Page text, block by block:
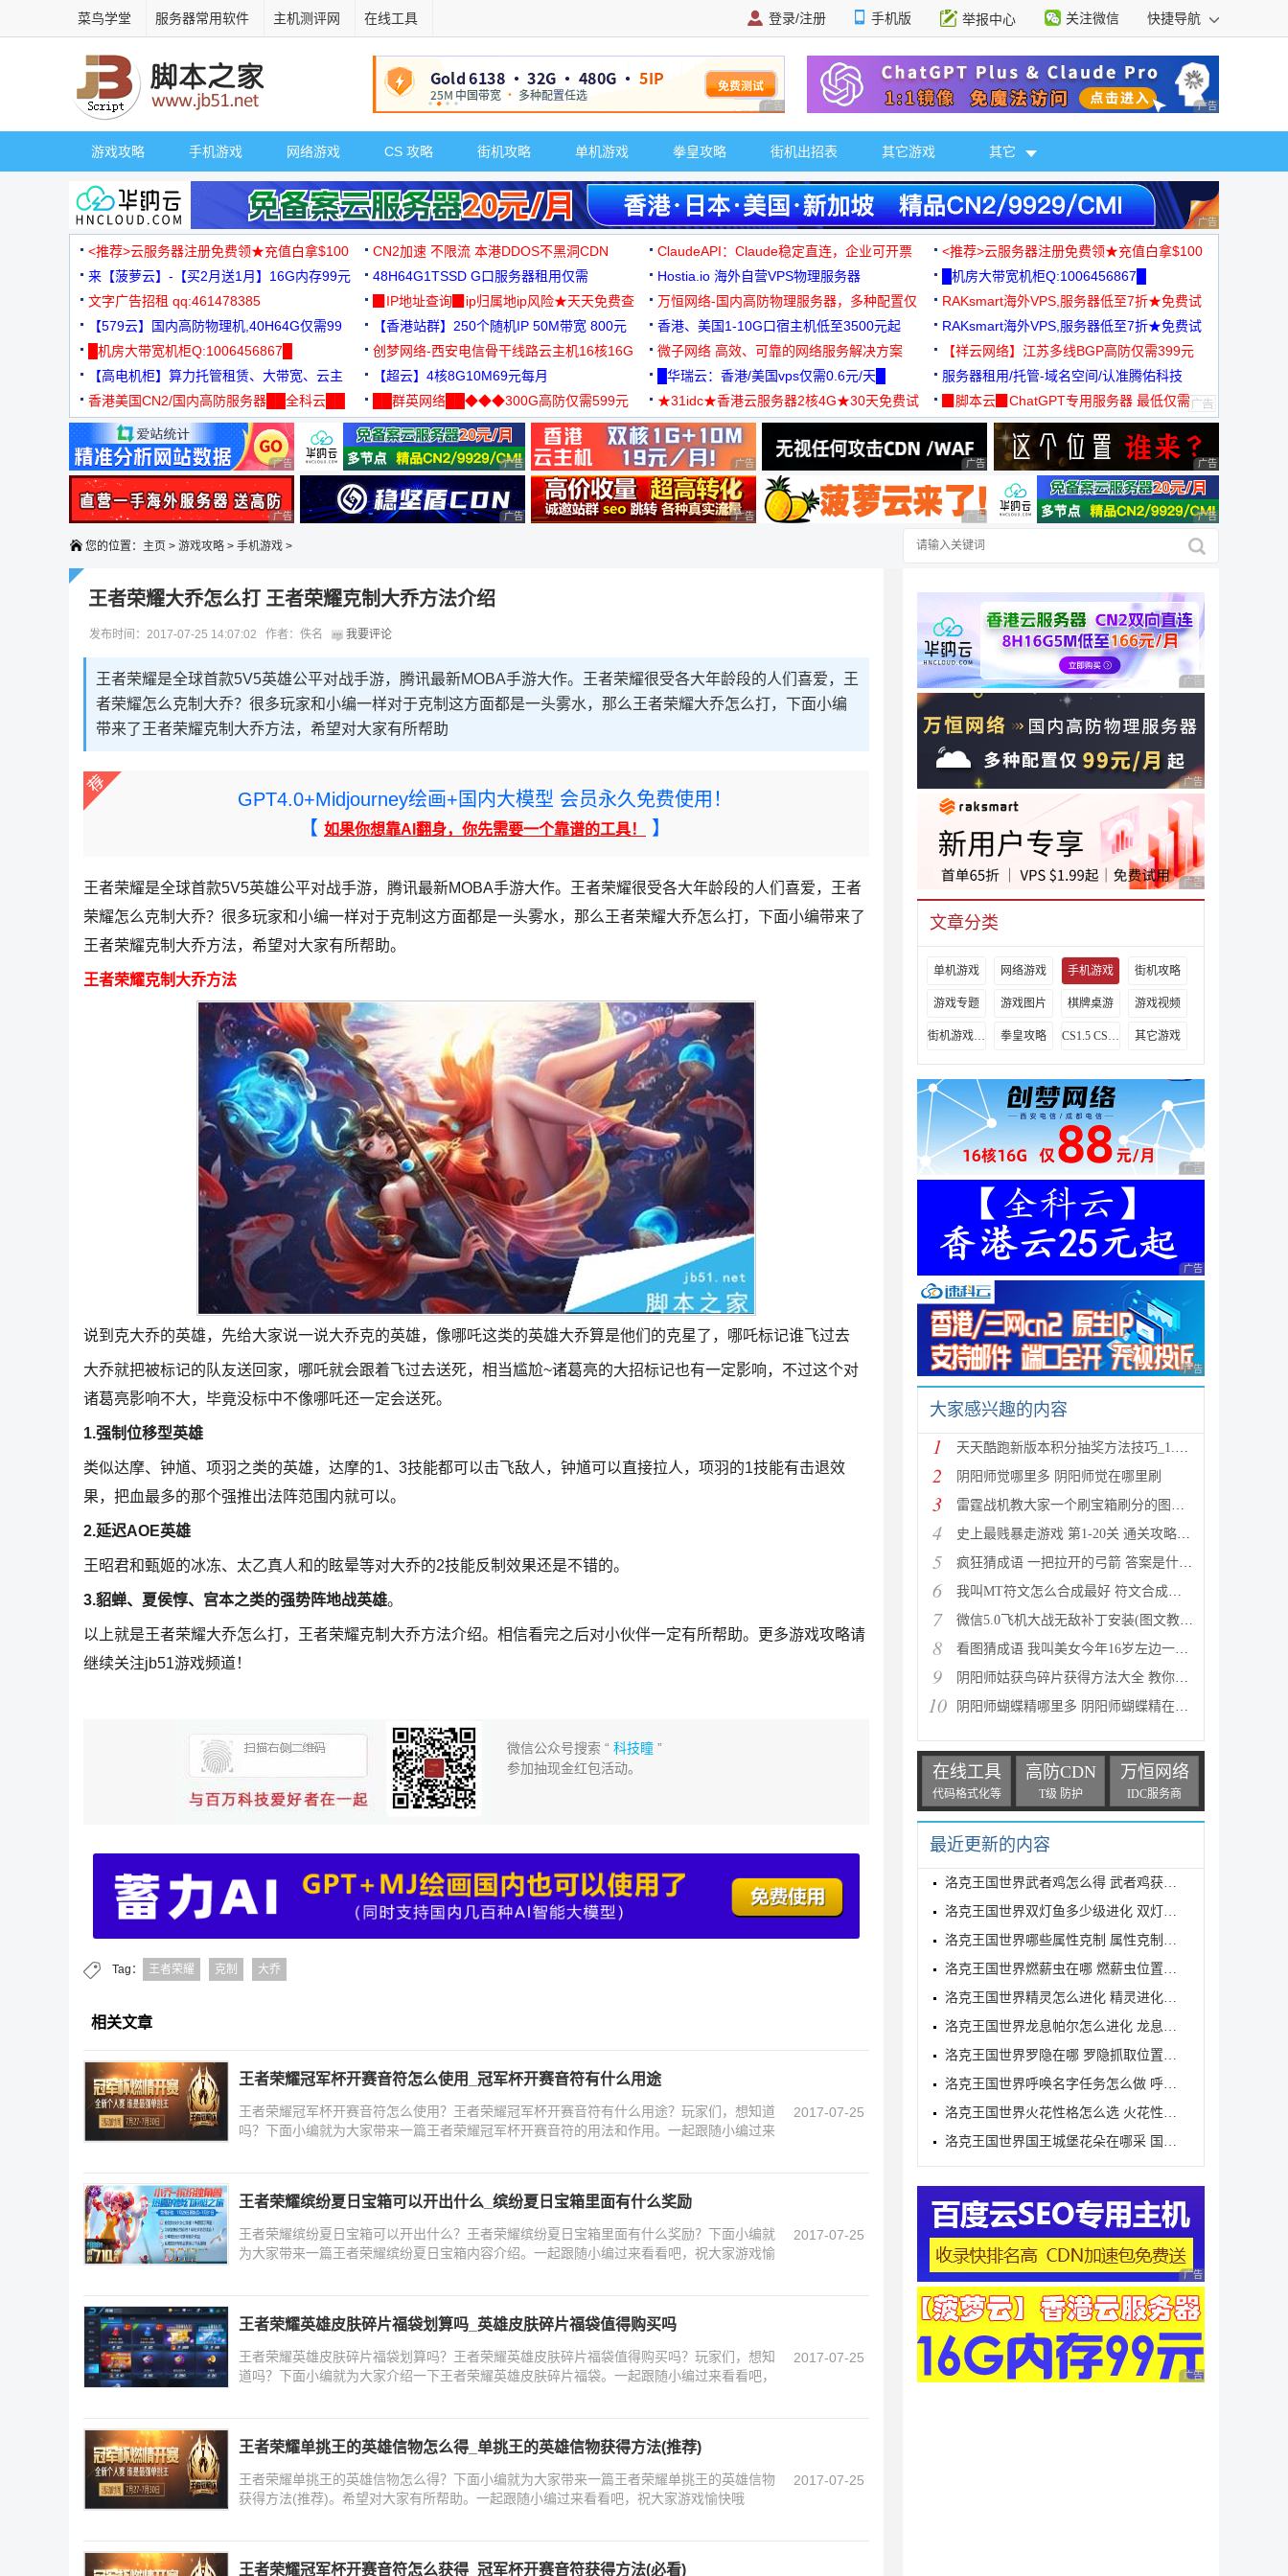
菜鸟学堂 服务器常用软件 主机测评网 在线工具 登录/注册 手机版 举报中心 关注微信 快捷导航
广告 商业广告，理性选择 广告 商业广告，理
游戏攻略 手机游戏 网络游戏 CS 攻略 街机攻略 单机游戏 拳皇攻略 街机出招表 其它游戏 其它
广告 商业广告，理
<推荐>云服务器注册免费领★充值白拿$100 CN2加速 不限流 本港DDOS不黑洞CDN ClaudeAPI：Claude稳定直连，企业可开票
<推荐>云服务器注册免费领★充值白拿$100
来【菠萝云】-【买2月送1月】16G内存99元
48H64G1TSSD G口服务器租用仅需
3000+可免费测试
Hostia.io 海外自营VPS物理服务器
█机房大带宽机柜Q:1006456867█
文字广告招租 qq:461478385
▉IP地址查询▉ip归属地ip风险★天天免费查
万恒网络-国内高防物理服务器，多种配置仅
99元/月起
RAKsmart海外VPS,服务器低至7折★免费试
用★
【579云】国内高防物理机,40H64G仅需99
元
【香港站群】250个随机IP 50M带宽 800元 香港、美国1-10G口宿主机低至3500元起
RAKsmart海外VPS,服务器低至7折★免费试
用★
█机房大带宽机柜Q:1006456867█
创梦网络-西安电信骨干线路云主机16核16G
88元/月
微子网络 高效、可靠的网络服务解决方案
【祥云网络】江苏多线BGP高防仅需399元
【高电机柜】算力托管租赁、大带宽、云主
机
【超云】4核8G10M69元每月 █华瑞云：香港/美国vps仅需0.6元/天█
服务器租用/托管-域名空间/认准腾佑科技
香港美国CN2/国内高防服务器██全科云██
██群英网络██◆◆◆300G高防仅需599元
◆◆◆
★31idc★香港云服务器2核4G★30天免费试
用◆
▉脚本云▉ChatGPT专用服务器 最低仅需
19元/月
广告 商业广告，理性选择 广告 商业广告，理性选择 广告 商业广告，理性选择 广告 商业广告，理性选择 广告 商业广告，理
广告 商业广告，理性选择 广告 商业广告，理性选择 广告 商业广告，理性选择 广告 商业广告，理性选择 广告 商业广告，理
您的位置： 主页 > 游戏攻略 > 手机游戏 >
王者荣耀大乔怎么打 王者荣耀克制大乔方法介绍
发布时间：2017-07-25 14:07:02 作者：佚名 我要评论
王者荣耀是全球首款5V5英雄公平对战手游，腾讯最新MOBA手游大作。王者荣耀很受各大年龄段的人们喜爱，王
者荣耀怎么克制大乔？很多玩家和小编一样对于克制这方面都是一头雾水，那么王者荣耀大乔怎么打，下面小编
带来了王者荣耀克制大乔方法，希望对大家有所帮助
GPT4.0+Midjourney绘画+国内大模型 会员永久免费使用！
【 如果你想靠AI翻身，你先需要一个靠谱的工具！ 】
王者荣耀是全球首款5V5英雄公平对战手游，腾讯最新MOBA手游大作。王者荣耀很受各大年龄段的人们喜爱，王者
荣耀怎么克制大乔？很多玩家和小编一样对于克制这方面都是一头雾水，那么王者荣耀大乔怎么打，下面小编带来了
王者荣耀克制大乔方法，希望对大家有所帮助。
王者荣耀克制大乔方法
说到克大乔的英雄，先给大家说一说大乔克的英雄，像哪吒这类的英雄大乔算是他们的克星了，哪吒标记谁飞过去
大乔就把被标记的队友送回家，哪吒就会跟着飞过去送死，相当尴尬~诸葛亮的大招标记也有一定影响，不过这个对
诸葛亮影响不大，毕竟没标中不像哪吒还一定会送死。
1.强制位移型英雄
类似达摩、钟馗、项羽之类的英雄，达摩的1、3技能都可以击飞敌人，钟馗可以直接拉人，项羽的1技能有击退效
果，把血最多的那个强推出法阵范围内就可以。
2.延迟AOE英雄
王昭君和甄姬的冰冻、太乙真人和的眩晕等对大乔的2技能反制效果还是不错的。
3.貂蝉、夏侯惇、宫本之类的强势阵地战英雄。
以上就是王者荣耀大乔怎么打，王者荣耀克制大乔方法介绍。相信看完之后对小伙伴一定有所帮助。更多游戏攻略请
继续关注jb51游戏频道！
微信公众号搜索 “科技瞳 ”
参加抽现金红包活动。
Tag： 王者荣耀 克制 大乔
相关文章
王者荣耀冠军杯开赛音符怎么使用_冠军杯开赛音符有什么用途
王者荣耀冠军杯开赛音符怎么使用？王者荣耀冠军杯开赛音符有什么用途？玩家们，想知道
吗？下面小编就为大家带来一篇王者荣耀冠军杯开赛音符的用法和作用。一起跟随小编过来
2017-07-25
王者荣耀缤纷夏日宝箱可以开出什么_缤纷夏日宝箱里面有什么奖励
王者荣耀缤纷夏日宝箱可以开出什么？王者荣耀缤纷夏日宝箱里面有什么奖励？下面小编就
为大家带来一篇王者荣耀缤纷夏日宝箱内容介绍。一起跟随小编过来看看吧，祝大家游戏愉
2017-07-25
王者荣耀英雄皮肤碎片福袋划算吗_英雄皮肤碎片福袋值得购买吗
王者荣耀英雄皮肤碎片福袋划算吗？王者荣耀英雄皮肤碎片福袋值得购买吗？玩家们，想知
道吗？下面小编就为大家介绍一下王者荣耀英雄皮肤碎片福袋。一起跟随小编过来看看吧，
2017-07-25
王者荣耀单挑王的英雄信物怎么得_单挑王的英雄信物获得方法(推荐)
王者荣耀单挑王的英雄信物怎么得？下面小编就为大家带来一篇王者荣耀单挑王的英雄信物
获得方法(推荐)。希望对大家有所帮助。一起跟随小编过来看看吧，祝大家游戏愉快哦
2017-07-25
王者荣耀冠军杯开赛音符怎么获得_冠军杯开赛音符获得方法(必看)
广告 商业广告，理性
广告 商业广告，理性
广告 商业广告，理性
文章分类
单机游戏 网络游戏 手机游戏 街机攻略
游戏专题 游戏图片 棋牌桌游 游戏视频
街机游戏出招表 拳皇攻略 CS1.5 CS1.6攻略 其它游戏
广告 商业广告，理性
广告 商业广告，理性
广告 商业广告，理性
大家感兴趣的内容
1 天天酷跑新版本积分抽奖方法技巧_1.0.8.0版新人物新坐
2 阴阳师觉哪里多 阴阳师觉在哪里刷
3 雷霆战机教大家一个刷宝箱刷分的图文教程
4 史上最贱暴走游戏 第1-20关 通关攻略(图文详解)
5 疯狂猜成语 一把拉开的弓箭 答案是什么成语
6 我叫MT符文怎么合成最好 符文合成攻略推荐
7 微信5.0飞机大战无敌补丁安装(图文教程) 高分攻略
8 看图猜成语 我叫美女今年16岁左边一个女人 答案是什么
9 阴阳师姑获鸟碎片获得方法大全 教你如何快速获得姑获
10 阴阳师蝴蝶精哪里多 阴阳师蝴蝶精在哪里刷
在线工具
代码格式化等
高防CDN
T级 防护
万恒网络
IDC服务商
最近更新的内容
洛克王国世界武者鸡怎么得 武者鸡获得方式
洛克王国世界双灯鱼多少级进化 双灯鱼进化等级介绍
洛克王国世界哪些属性克制 属性克制表分享
洛克王国世界燃薪虫在哪 燃薪虫位置详解
洛克王国世界精灵怎么进化 精灵进化方式
洛克王国世界龙息帕尔怎么进化 龙息帕尔进化介绍
洛克王国世界罗隐在哪 罗隐抓取位置分享
洛克王国世界呼唤名字任务怎么做 呼唤名字任务完成方
洛克王国世界火花性格怎么选 火花性格推荐
洛克王国世界国王城堡花朵在哪采 国王城堡全花朵采集
广告 商业广告，理性
广告 商业广告，理性